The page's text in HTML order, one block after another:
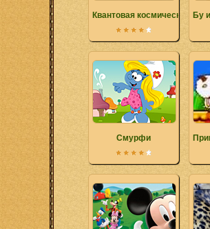
Квантовая космическая Бу
Смурфи